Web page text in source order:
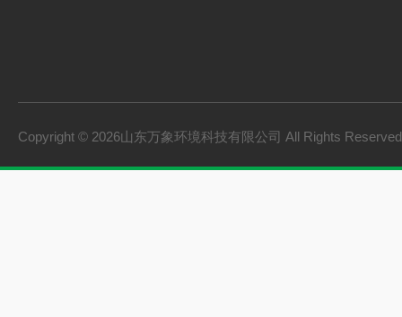
Copyright © 2026山东万象环境科技有限公司 All Rights